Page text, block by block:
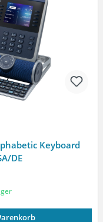
Keyboard
DE